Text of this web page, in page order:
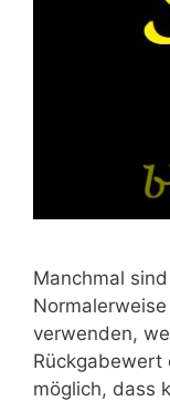
Manchmal
verwenden,
Rückgabewert
möglich, dass